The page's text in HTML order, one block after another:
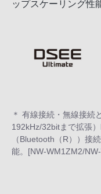
ップスケーリング性
＊ 有線接続・無線接続
192kHz/32bitまで拡張
（Bluetooth（R））接
能。[NW-WM1ZM2/